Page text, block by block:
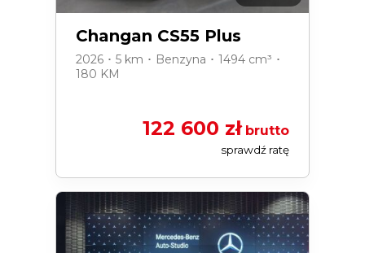
Changan CS55 Plus
2026 ･ 5 km ･ Benzyna ･ 1494 cm³ ･
180 KM
122 600 złbrutto
sprawdź ratę